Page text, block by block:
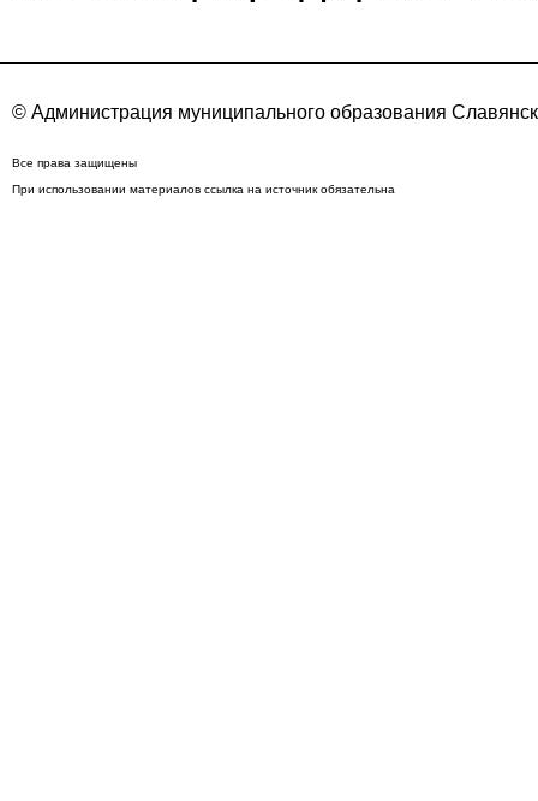
© Администрация муниципального образования
Все права защищены
При использовании материалов ссылка на источник обязательна